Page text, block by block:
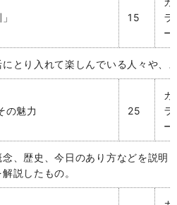
15
ラ
ー
にとり入れて楽しんでいる人々や、
の魅力 25
カ
ラ
ー
、歴史、今日のあり方などを説明
説したもの。